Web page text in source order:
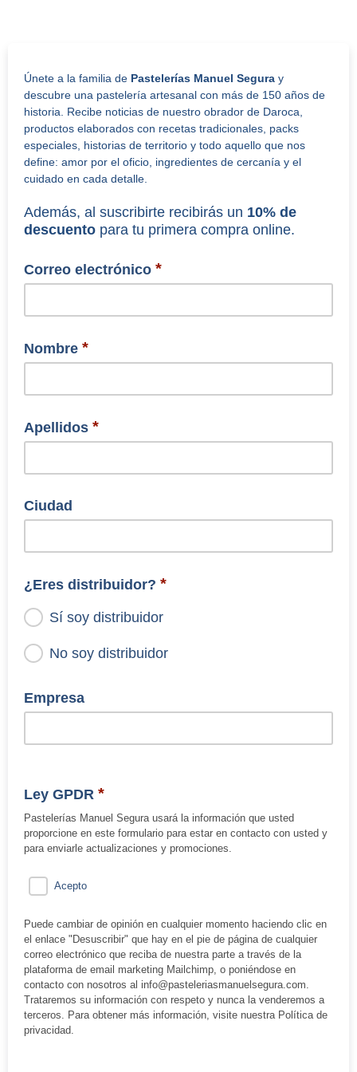
Únete a la familia de Pastelerías Manuel Segura y
descubre una pastelería artesanal con más de 150 años de
historia. Recibe noticias de nuestro obrador de Daroca,
productos elaborados con recetas tradicionales, packs
especiales, historias de territorio y todo aquello que nos
define: amor por el oficio, ingredientes de cercanía y el
cuidado en cada detalle.
Además, al suscribirte recibirás un 10% de
descuento para tu primera compra online.
Correo electrónico *
Nombre *
Apellidos *
Ciudad
¿Eres distribuidor? *
Sí soy distribuidor
No soy distribuidor
Empresa
Ley GPDR *
Pastelerías Manuel Segura usará la información que usted
proporcione en este formulario para estar en contacto con usted y
para enviarle actualizaciones y promociones.
Acepto
Puede cambiar de opinión en cualquier momento haciendo clic en
el enlace "Desuscribir" que hay en el pie de página de cualquier
correo electrónico que reciba de nuestra parte a través de la
plataforma de email marketing Mailchimp, o poniéndose en
contacto con nosotros al info@pasteleriasmanuelsegura.com.
Trataremos su información con respeto y nunca la venderemos a
terceros. Para obtener más información, visite nuestra Política de
privacidad.